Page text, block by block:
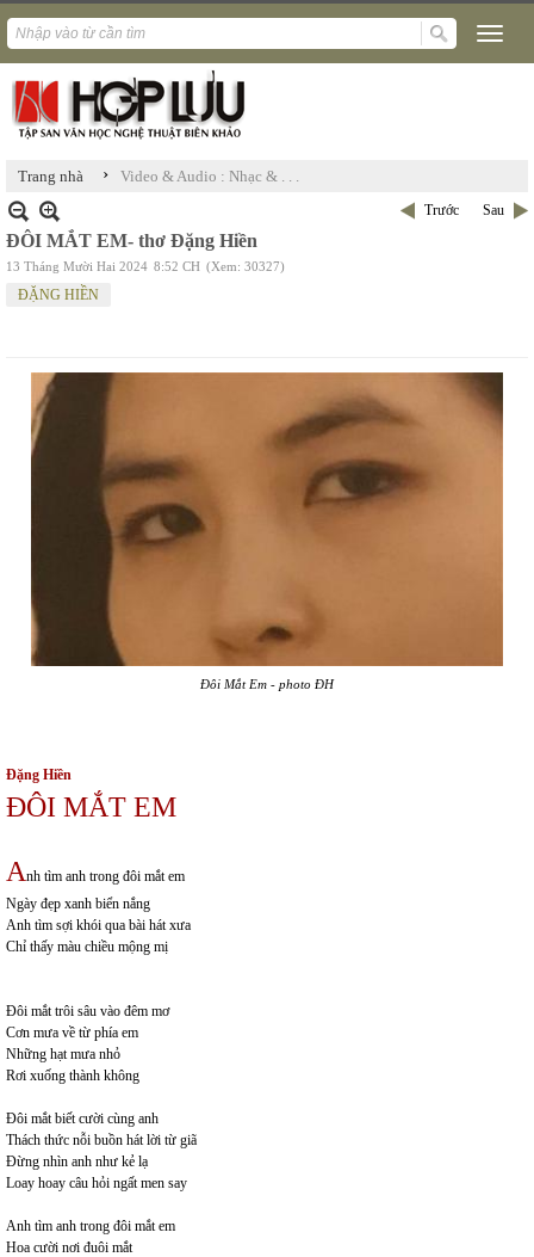
Trang nhà › Video & Audio : Nhạc & . . .
Trước Sau
ĐÔI MẮT EM- thơ Đặng Hiền
13 Tháng Mười Hai 2024 8:52 CH (Xem: 30327)
ĐẶNG HIỀN
Đôi Mắt Em - photo ĐH
Đặng Hiền
ĐÔI MẮT EM
Anh tìm anh trong đôi mắt em
Ngày đẹp xanh biển nắng
Anh tìm sợi khói qua bài hát xưa
Chỉ thấy màu chiều mộng mị
Đôi mắt trôi sâu vào đêm mơ
Cơn mưa về từ phía em
Những hạt mưa nhỏ
Rơi xuống thành không
Đôi mắt biết cười cùng anh
Thách thức nỗi buồn hát lời từ giã
Đừng nhìn anh như kẻ lạ
Loay hoay câu hỏi ngất men say
Anh tìm anh trong đôi mắt em
Hoa cười nơi đuôi mắt